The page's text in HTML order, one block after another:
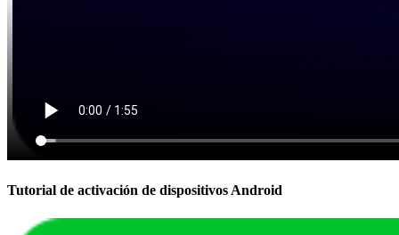
Tutorial de activación de dispositivos Android